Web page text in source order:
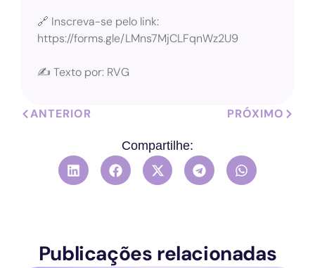
🔗 Inscreva-se pelo link:
https://forms.gle/LMns7MjCLFqnWz2U9
✍️ Texto por: RVG
ANTERIOR PRÓXIMO
Compartilhe:
Publicações relacionadas